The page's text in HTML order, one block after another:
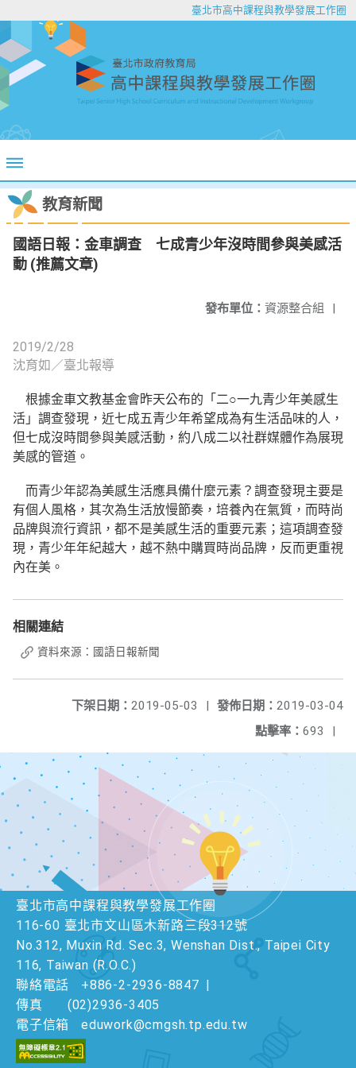
臺北市高中課程與教學發展工作圈
教育新聞
國語日報：金車調查 七成青少年沒時間參與美感活
動 (推薦文章)
發布單位： 資源整合組 |
2019/2/28
沈育如／臺北報導
根據金車文教基金會昨天公布的「二○一九青少年美感生
活」調查發現，近七成五青少年希望成為有生活品味的人，
但七成沒時間參與美感活動，約八成二以社群媒體作為展現
美感的管道。
而青少年認為美感生活應具備什麼元素？調查發現主要是
有個人風格，其次為生活放慢節奏，培養內在氣質，而時尚
品牌與流行資訊，都不是美感生活的重要元素；這項調查發
現，青少年年紀越大，越不熱中購買時尚品牌，反而更重視
內在美。
相關連結
資料來源：國語日報新聞
發佈日期： 2019-03-04
下架日期： 2019-05-03
|
點擊率： 693 |
臺北市高中課程與教學發展工作圈
116-60 臺北市文山區木新路三段312號
No.312, Muxin Rd. Sec.3, Wenshan Dist., Taipei City
116, Taiwan (R.O.C.)
聯絡電話
+886-2-2936-8847 |
傳真
(02)2936-3405
電子信箱
eduwork@cmgsh.tp.edu.tw